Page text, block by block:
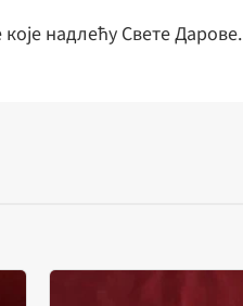
надлећу Свете Дарове.